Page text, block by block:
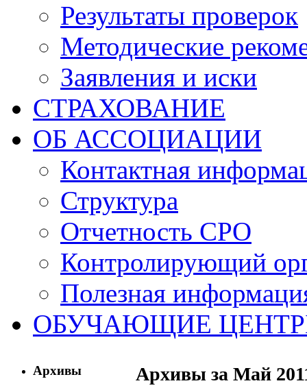
Результаты проверок
Методические
Заявления и иски
СТРАХОВАНИЕ
ОБ АССОЦИАЦИИ
Контактная
Структура
Отчетность СРО
Контролирующий
Полезная
ОБУЧАЮЩИЕ
Архивы Архивы за Май